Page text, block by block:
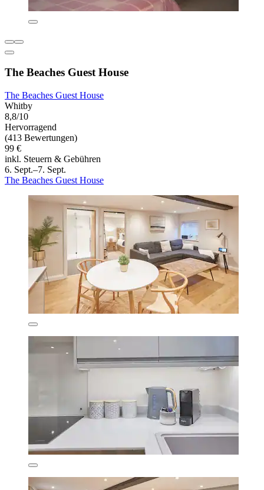
The Beaches Guest House
The Beaches Guest House
Whitby
8,8/10
Hervorragend
(413 Bewertungen)
99 €
inkl. Steuern & Gebühren
6. Sept.–7. Sept.
The Beaches Guest House